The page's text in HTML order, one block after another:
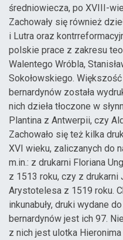
średniowiecza, po XVIII-
Zachowały się również
i Lutra oraz
polskie prace z zakresu
Walentego Wróbla,
Sokołowskiego.
bernardynów została
nich dzieła tłoczone w
Plantina z Antwerpii, czy
Zachowało się też kilka
XVI wieku, zaliczanych do
m.in.: z drukarni Floriana
z 1513 roku, czy z drukarni
Arystotelesa z 1519 roku.
inkunabuły, druki wydane
bernardynów jest ich 97.
z nich jest ulotka Hieronima